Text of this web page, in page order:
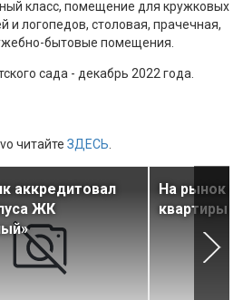
класс, помещение для кружковых
и логопедов, столовая, прачечная,
бытовые помещения.
сада - декабрь 2022 года.
читайте ЗДЕСЬ
аккредитовал
ЖК
На рынок
квартиры